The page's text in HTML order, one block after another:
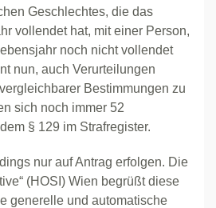
Geschlechtes, die das
vollendet hat, mit einer Person,
noch nicht vollendet
nun, auch Verurteilungen
Bestimmungen zu
sich noch immer 52
§ 129 im Strafregister.
nur auf Antrag erfolgen. Die
(HOSI) Wien begrüßt diese
generelle und automatische